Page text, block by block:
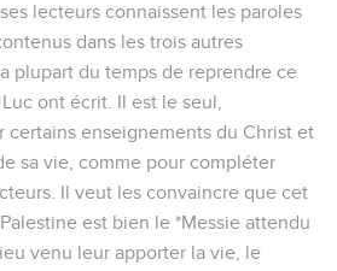
lecteurs connaissent les paroles
dans les trois autres
plupart du temps de reprendre ce
ont écrit. Il est le seul,
certains enseignements du Christ et
sa vie, comme pour compléter
Il veut les convaincre que cet
est bien le *Messie attendu
venu leur apporter la vie, le